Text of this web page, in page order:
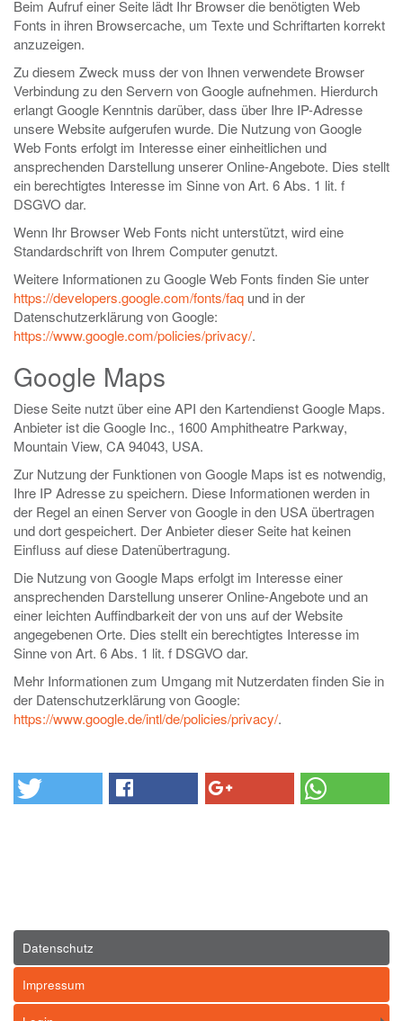
Beim Aufruf einer Seite lädt Ihr Browser die benötigten Web
Fonts in ihren Browsercache, um Texte und Schriftarten korrekt
anzuzeigen.
Zu diesem Zweck muss der von Ihnen verwendete Browser
Verbindung zu den Servern von Google aufnehmen. Hierdurch
erlangt Google Kenntnis darüber, dass über Ihre IP-Adresse
unsere Website aufgerufen wurde. Die Nutzung von Google
Web Fonts erfolgt im Interesse einer einheitlichen und
ansprechenden Darstellung unserer Online-Angebote. Dies stellt
ein berechtigtes Interesse im Sinne von Art. 6 Abs. 1 lit. f
DSGVO dar.
Wenn Ihr Browser Web Fonts nicht unterstützt, wird eine
Standardschrift von Ihrem Computer genutzt.
Weitere Informationen zu Google Web Fonts finden Sie unter
https://developers.google.com/fonts/faq und in der
Datenschutzerklärung von Google:
https://www.google.com/policies/privacy/.
Google Maps
Diese Seite nutzt über eine API den Kartendienst Google Maps.
Anbieter ist die Google Inc., 1600 Amphitheatre Parkway,
Mountain View, CA 94043, USA.
Zur Nutzung der Funktionen von Google Maps ist es notwendig,
Ihre IP Adresse zu speichern. Diese Informationen werden in
der Regel an einen Server von Google in den USA übertragen
und dort gespeichert. Der Anbieter dieser Seite hat keinen
Einfluss auf diese Datenübertragung.
Die Nutzung von Google Maps erfolgt im Interesse einer
ansprechenden Darstellung unserer Online-Angebote und an
einer leichten Auffindbarkeit der von uns auf der Website
angegebenen Orte. Dies stellt ein berechtigtes Interesse im
Sinne von Art. 6 Abs. 1 lit. f DSGVO dar.
Mehr Informationen zum Umgang mit Nutzerdaten finden Sie in
der Datenschutzerklärung von Google:
https://www.google.de/intl/de/policies/privacy/.
Datenschutz
Impressum